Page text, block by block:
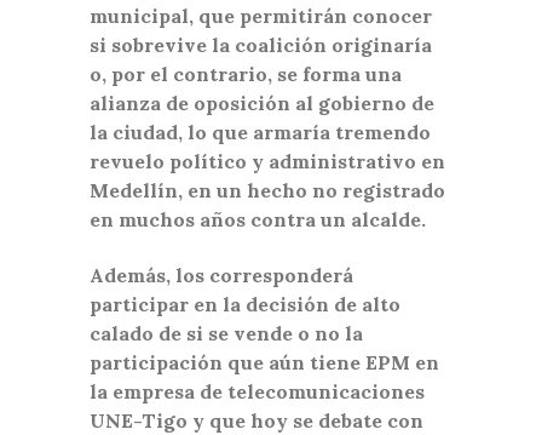
municipal, que permitirán conocer
si sobrevive la coalición originaría
o, por el contrario, se forma una
alianza de oposición al gobierno de
la ciudad, lo que armaría tremendo
revuelo político y administrativo en
Medellín, en un hecho no registrado
en muchos años contra un alcalde.
Además, los corresponderá
participar en la decisión de alto
calado de si se vende o no la
participación que aún tiene EPM en
la empresa de telecomunicaciones
UNE-Tigo y que hoy se debate con